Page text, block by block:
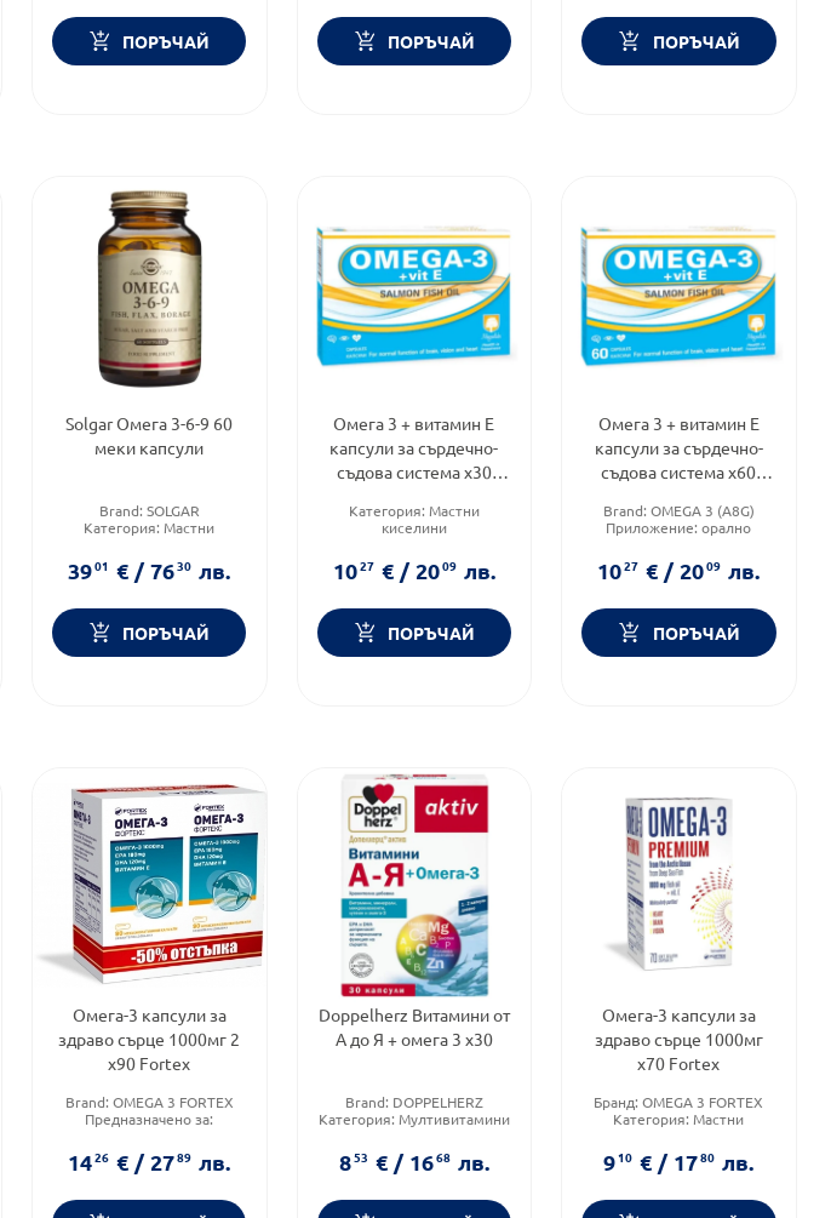
ПОРЪЧАЙ ПОРЪЧАЙ ПОРЪЧАЙ
Solgar Омега 3-6-9 60
меки капсули
Brand: SOLGAR
Категория: Мастни
Приложение:перорално
3901 € / 7630 лв.
ПОРЪЧАЙ
Омега 3 + витамин Е
капсули за сърдечно-
съдова система х30
Категория: Мастни
киселини
Форма на продукта:
1027 € / 2009 лв.
ПОРЪЧАЙ
Омега 3 + витамин Е
капсули за сърдечно-
съдова система х60
Brand: OMEGA 3 (A8G)
Приложение:орално
1027 € / 2009 лв.
ПОРЪЧАЙ
Омега-3 капсули за
здраво сърце 1000мг 2
х90 Fortex
Brand: OMEGA 3 FORTEX
Предназначено за:
Приложение:орално
1426 € / 2789 лв.
Doppelherz Витамини от
А до Я + омега 3 х30
Brand: DOPPELHERZ
Категория: Мултивитамини
Продуктова линия:
853 € / 1668 лв.
Омега-3 капсули за
здраво сърце 1000мг
х70 Fortex
Бранд:OMEGA 3 FORTEX
Категория: Мастни
Форма на продукта:
910 € / 1780 лв.